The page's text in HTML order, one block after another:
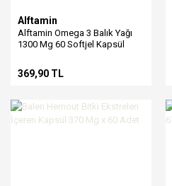
Alftamin
Alftamin Omega 3 Balık Yağı
1300 Mg 60 Softjel Kapsül
369,90 TL